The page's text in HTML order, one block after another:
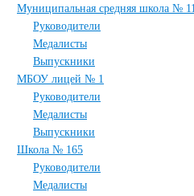
Муниципальная средняя школа №
Руководители
Медалисты
Выпускники
МБОУ лицей № 1
Руководители
Медалисты
Выпускники
Школа № 165
Руководители
Медалисты